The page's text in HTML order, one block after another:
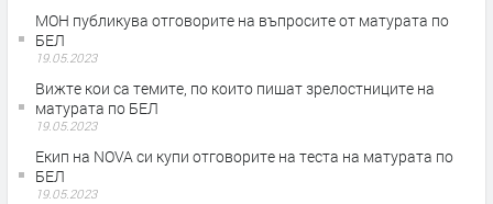
МОН публикува отговорите на въпросите от матурата по
БЕЛ
19.05.2023
Вижте кои са темите, по които пишат зрелостниците на
матурата по БЕЛ
19.05.2023
Екип на NOVA си купи отговорите на теста на матурата по
БЕЛ
19.05.2023